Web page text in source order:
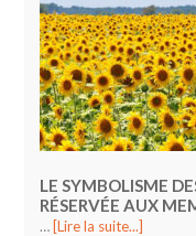
LE SYMBOLISME
RÉSERVÉE AUX
… [Lire la suite...]